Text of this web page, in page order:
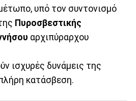
υπό τον συντονισμό
Πυροσβεστικής
αρχιπύραρχου
ισχυρές δυνάμεις της
κατάσβεση.